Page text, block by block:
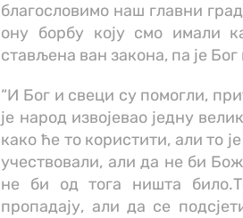
благословимо наш главни
ону борбу коју смо имали
стављена ван закона, па је
“И Бог и свеци су помогли,
је народ извојевао једну
како ће то користити, али то
учествовали, али да не би
не би од тога ништа
пропадају, али да се